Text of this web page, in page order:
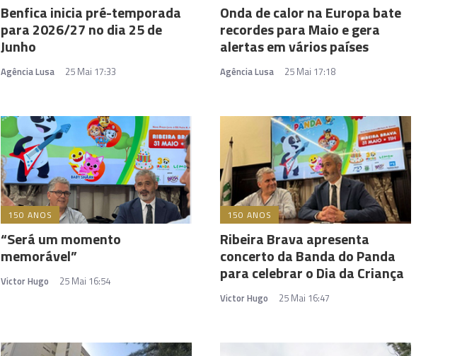
Benfica inicia pré-temporada
para 2026/27 no dia 25 de
Junho
Agência Lusa 25 Mai 17:33
Onda de calor na Europa bate
recordes para Maio e gera
alertas em vários países
Agência Lusa 25 Mai 17:18
150 ANOS
“Será um momento
memorável”
Victor Hugo 25 Mai 16:54
150 ANOS
Ribeira Brava apresenta
concerto da Banda do Panda
para celebrar o Dia da Criança
Victor Hugo 25 Mai 16:47